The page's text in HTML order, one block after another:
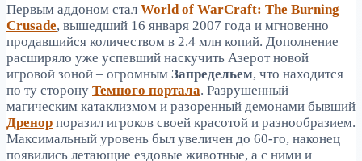
Первым аддоном стал World of WarCraft: The Burning
Crusade, вышедший 16 января 2007 года и мгновенно
продавшийся количеством в 2.4 млн копий. Дополнение
расширяло уже успевший наскучить Азерот новой
игровой зоной – огромным Запредельем, что находится
по ту сторону Темного портала. Разрушенный
магическим катаклизмом и разоренный демонами бывший
Дренор поразил игроков своей красотой и разнообразием.
Максимальный уровень был увеличен до 60-го, наконец
появились летающие ездовые животные, а с ними и